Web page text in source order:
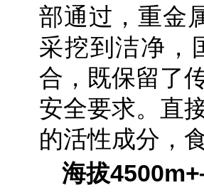
部通过，重金
采挖到洁净，
合，既保留了
安全要求。直
的活性成分，
海拔